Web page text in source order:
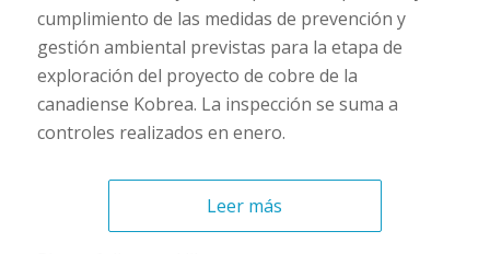
cumplimiento de las medidas de prevención y
gestión ambiental previstas para la etapa de
exploración del proyecto de cobre de la
canadiense Kobrea. La inspección se suma a
controles realizados en enero.
Leer más